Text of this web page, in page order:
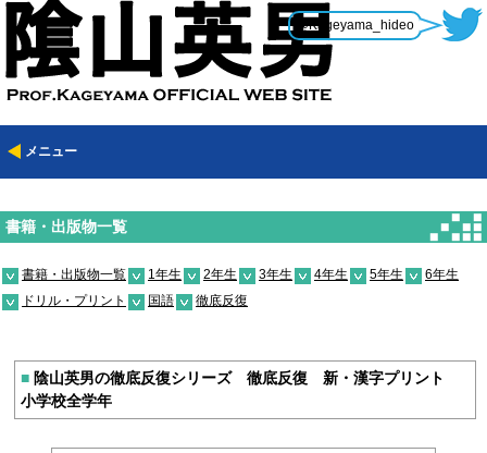
@Kageyama_hideo
メニュー
書籍・出版物一覧
書籍・出版物一覧 1年生 2年生 3年生 4年生 5年生
6年生
ドリル・プリント
国語 徹底反復
■ 陰山英男の徹底反復シリーズ 徹底反復 新・漢字プリント
小学校全学年